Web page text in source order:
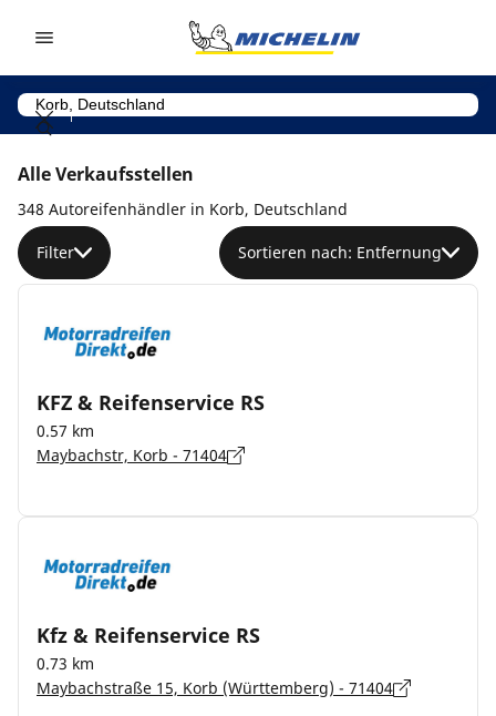
Alle Verkaufsstellen
348 Autoreifenhändler in Korb, Deutschland
Filter Sortieren nach: Entfernung
KFZ & Reifenservice RS
0.57 km
Maybachstr, Korb - 71404
Kfz & Reifenservice RS
0.73 km
Maybachstraße 15, Korb (Württemberg) - 71404